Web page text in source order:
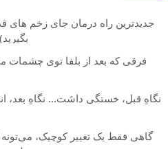
جدیدترین راه درمان جای زخم های
بگیرید)
فرقی که بعد از بلفا توی چشمات
نگاهِ قبل، خستگی داشت... نگاهِ بعد، انرژی
گاهی فقط یک تغییر کوچیک، می‌تونه